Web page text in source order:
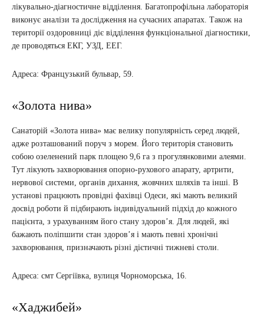
лікувально-діагностичне відділення. Багатопрофільна лабораторія
виконує аналізи та дослідження на сучасних апаратах. Також на
території оздоровниці діє відділення функціональної діагностики,
де проводяться ЕКГ, УЗД, ЕЕГ.
Адреса: Французький бульвар, 59.
«Золота нива»
Санаторій «Золота нива» має велику популярність серед людей,
адже розташований поруч з морем. Його територія становить
собою озеленений парк площею 9,6 га з прогулянковими алеями.
Тут лікують захворювання опорно-рухового апарату, артрити,
нервової системи, органів дихання, жовчних шляхів та інші. В
установі працюють провідні фахівці Одеси, які мають великий
досвід роботи й підбирають індивідуальний підхід до кожного
пацієнта, з урахуванням його стану здоров’я. Для людей, які
бажають поліпшити стан здоров’я і мають певні хронічні
захворювання, призначають різні дієтичні тижневі столи.
Адреса: смт Сергіївка, вулиця Чорноморська, 16.
«Хаджибей»